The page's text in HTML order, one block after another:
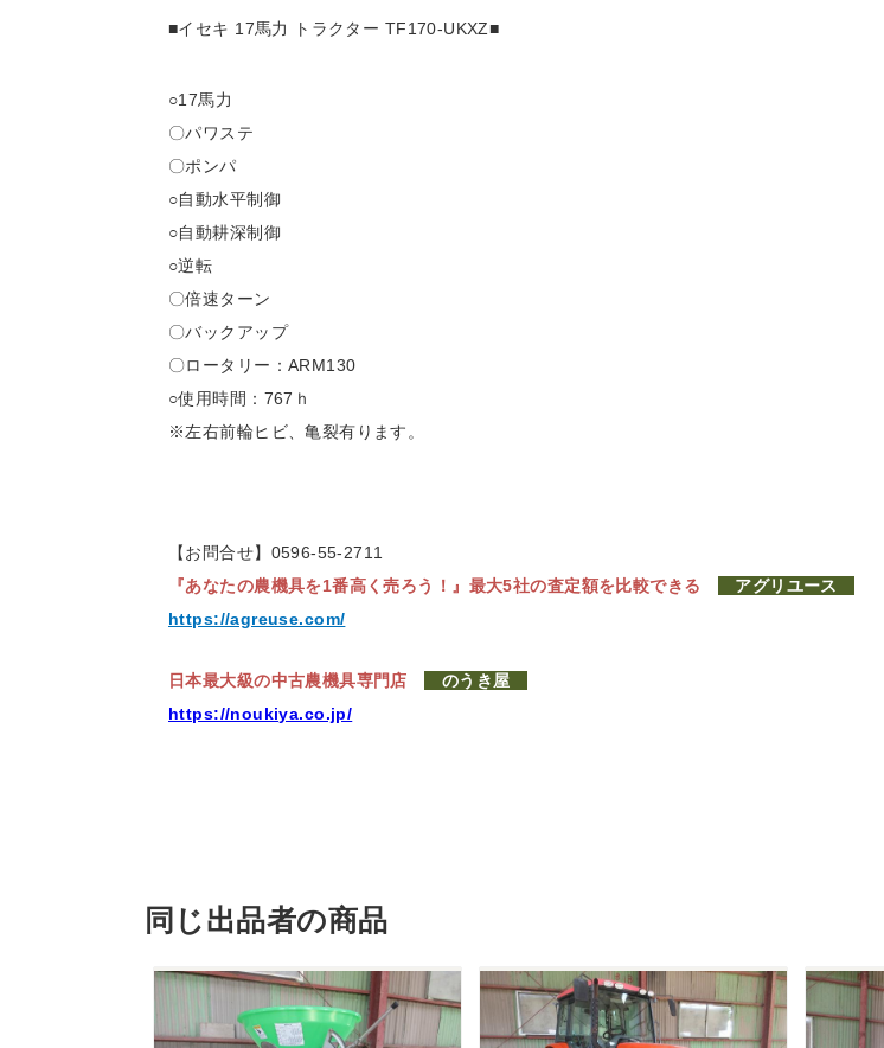
■イセキ 17馬力 トラクター TF170-UKXZ■
○17馬力
〇パワステ
〇ポンパ
○自動水平制御
○自動耕深制御
○逆転
〇倍速ターン
〇バックアップ
〇ロータリー：ARM130
○使用時間：767ｈ
※左右前輪ヒビ、亀裂有ります。
【お問合せ】0596-55-2711
『あなたの農機具を1番高く売ろう！』 最大5社の査定額を比較できる
アグリユース
https://agreuse.com/
日本最大級の中古農機具専門店
のうき屋
https://noukiya.co.jp/
同じ出品者の商品